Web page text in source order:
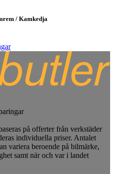
/ Kamkedja
på offerter från verkstäder
individuella priser. Antalet
variera beroende på bilmärke,
samt när och var i landet